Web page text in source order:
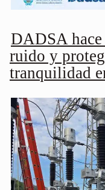
DADSA
ruido y
tranquilidad